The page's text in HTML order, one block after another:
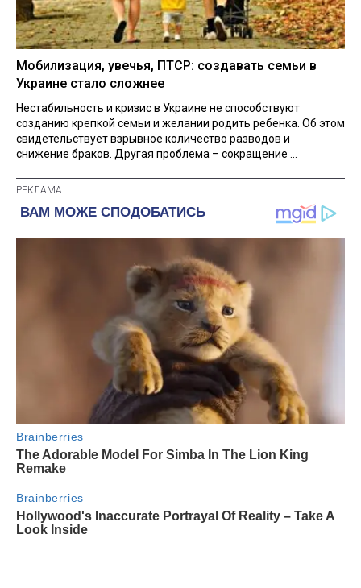
Мобилизация, увечья, ПТСР: создавать семьи в
Украине стало сложнее
Нестабильность и кризис в Украине не способствуют
созданию крепкой семьи и желании родить ребенка. Об этом
свидетельствует взрывное количество разводов и
снижение браков. Другая проблема – сокращение ...